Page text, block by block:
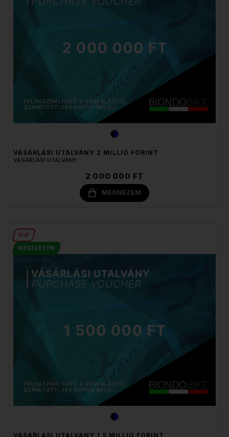
VÁSÁRLÁSI UTALVÁNY 2 MILLIÓ FORINT
VÁSÁRLÁSI UTALVÁNY
2 000 000 FT
MEGNÉZEM
ÚJ!
KÉSZLETEN
VÁSÁRLÁSI UTALVÁNY 1,5 MILLIÓ FORINT